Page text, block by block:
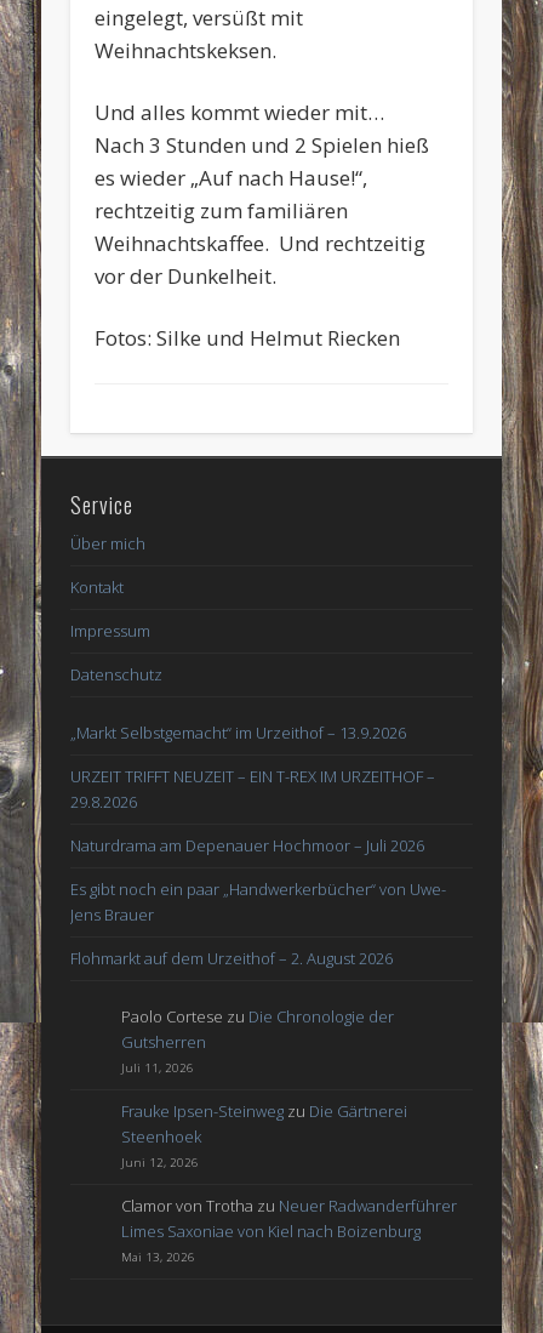
eingelegt, versüßt mit
Weihnachtskeksen.
Und alles kommt wieder mit…
Nach 3 Stunden und 2 Spielen hieß
es wieder „Auf nach Hause!“,
rechtzeitig zum familiären
Weihnachtskaffee. Und rechtzeitig
vor der Dunkelheit.
Fotos: Silke und Helmut Riecken
Service
Über mich
Kontakt
Impressum
Datenschutz
„Markt Selbstgemacht“ im Urzeithof – 13.9.2026
URZEIT TRIFFT NEUZEIT – EIN T-REX IM URZEITHOF –
29.8.2026
Naturdrama am Depenauer Hochmoor – Juli 2026
Es gibt noch ein paar „Handwerkerbücher“ von Uwe-
Jens Brauer
Flohmarkt auf dem Urzeithof – 2. August 2026
Paolo Cortese zu Die Chronologie der
Gutsherren
Juli 11, 2026
Frauke Ipsen-Steinweg zu Die Gärtnerei
Steenhoek
Juni 12, 2026
Clamor von Trotha zu Neuer Radwanderführer
Limes Saxoniae von Kiel nach Boizenburg
Mai 13, 2026